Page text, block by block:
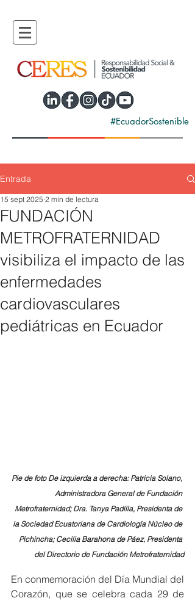
#EcuadorSostenible
Entrada
FUNDACIÓN
METROFRATERNIDAD
visibiliza el impacto de las
enfermedades
cardiovasculares
pediátricas en Ecuador
15 sept 2025 2 min de lectura
Pie de foto De izquierda a derecha: Patricia Solano,
Administradora General de Fundación
Metrofraternidad; Dra. Tanya Padilla, Presidenta de
la Sociedad Ecuatoriana de Cardiología Núcleo de
Pichincha; Cecilia Barahona de Páez, Presidenta
del Directorio de Fundación Metrofraternidad
En conmemoración del Día Mundial del
Corazón, que se celebra cada 29 de